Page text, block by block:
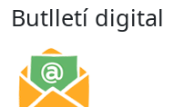
Butlletí digital